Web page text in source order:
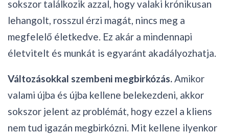
sokszor találkozik azzal, hogy valaki krónikusan
lehangolt, rosszul érzi magát, nincs meg a
megfelelő életkedve. Ez akár a mindennapi
életvitelt és munkát is egyaránt akadályozhatja.
Változásokkal szembeni megbirkózás.Amikor
valami újba és újba kellene belekezdeni, akkor
sokszor jelent az problémát, hogy ezzel a kliens
nem tud igazán megbirkózni. Mit kellene ilyenkor